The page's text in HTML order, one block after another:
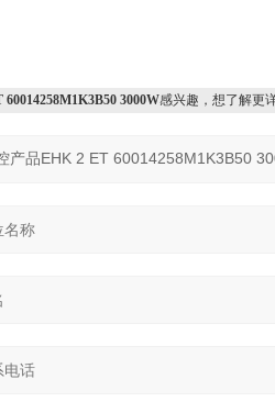
3000W感兴趣，想了解更